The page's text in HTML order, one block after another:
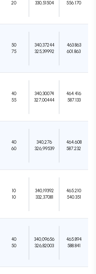
20
330,51504
556.170
50
75
340,37244
325,39992
463.863
601.863
40
55
340,30074
327,00444
464.416
587.133
40
60
340,276
326,99539
464.608
587.232
10
10
340,19392
332,37081
465.210
540.351
40
50
340,09656
326,82003
465.894
588.841